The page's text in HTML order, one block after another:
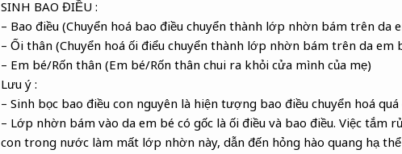
SINH BAO ĐIỀU :
– Bao điều (Chuyển hoá bao điều chuyển thành lớp nhờn bám trên da
– Ối thân (Chuyển hoá ối điểu chuyển thành lớp nhờn bám trên da em
– Em bé/Rốn thân (Em bé/Rốn thân chui ra khỏi cửa mình của mẹ)
Lưu ý :
– Sinh bọc bao điều con nguyên là hiện tượng bao điều chuyển hoá
– Lớp nhờn bám vào da em bé có gốc là ối điều và bao điều. Việc tắm
con trong nước làm mất lớp nhờn này, dẫn đến hỏng hào quang hạ